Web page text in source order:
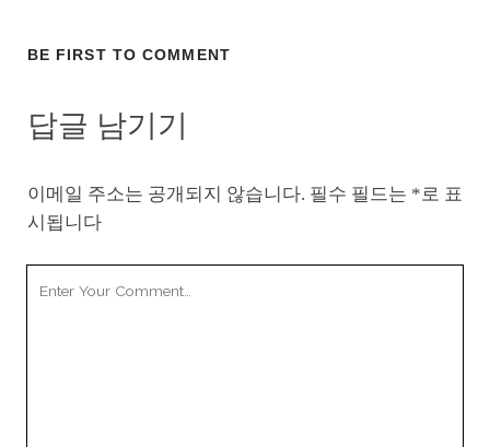
BE FIRST TO COMMENT
답글 남기기
이메일 주소는 공개되지 않습니다. 필수 필드는 *로 표
시됩니다